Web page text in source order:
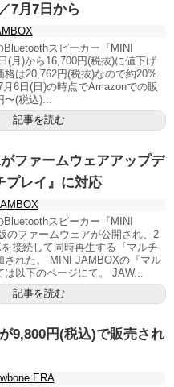
7月7日から
スピーカー『MINI
(月)から16,700円(税抜)に値下げ
格は20,762円(税抜)なので約20%
6日(日)の時点でAmazonでの販
(税込)...
記事を読む
ファームウェアアップデ
プレイ』に対応
スピーカー『MINI
のファームウェアが公開され、2
接続して同時再生する『マルチ
された。 MINI JAMBOXの『マル
以下のページにて。 JAW...
記事を読む
9,800円(税込)で販売され
ERA